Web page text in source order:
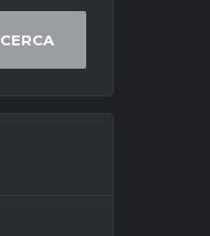
CERCA